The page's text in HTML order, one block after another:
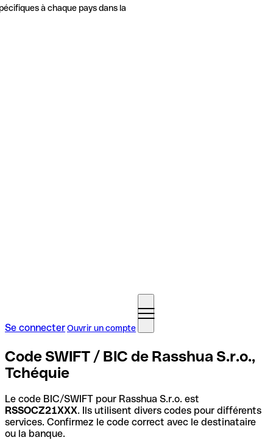
à chaque pays dans la
Se connecterOuvrir un compte
Code SWIFT / BIC de Rasshua S.r.o.,
Tchéquie
Le code BIC/SWIFT pour Rasshua S.r.o. est
RSSOCZ21XXX. Ils utilisent divers codes pour différents
services. Confirmez le code correct avec le destinataire
ou la banque.